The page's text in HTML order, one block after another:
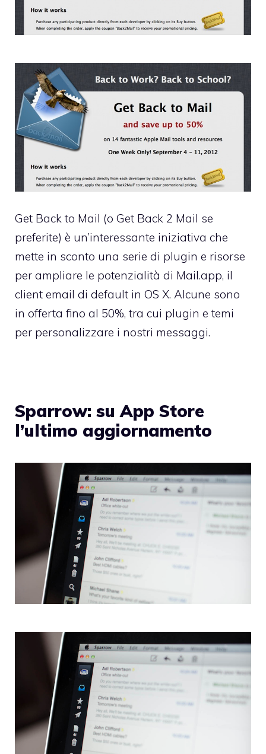
Get Back to Mail (o Get Back 2 Mail se
preferite) è un’interessante iniziativa che
mette in sconto una serie di plugin e risorse
per ampliare le potenzialità di Mail.app, il
client email di default in OS X. Alcune sono
in offerta fino al 50%, tra cui plugin e temi
per personalizzare i nostri messaggi.
Sparrow: su App Store
l’ultimo aggiornamento